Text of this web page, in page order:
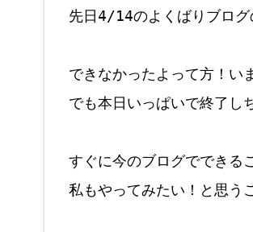
先日4/14のよくばりブログ
できなかったよって方！い
でも本日いっぱいで終了し
すぐに今のブログでできる
私もやってみたい！と思う